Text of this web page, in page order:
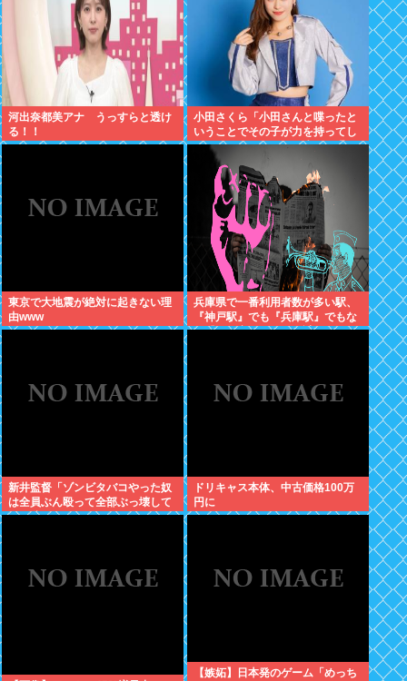
河出奈都美アナ うっすらと透け
る！！
小田さくら「小田さんと喋ったと
いうことでその子が力を持ってし
まわないように、研修生とは喋ら
ないように
東京で大地震が絶対に起きない理
由www
兵庫県で一番利用者数が多い駅、
『神戸駅』でも『兵庫駅』でもな
く『三ノ宮駅』という謎の駅であ
新井監督「ゾンビタバコやった奴
は全員ぶん殴って全部ぶっ壊して
から辞めたい」
ドリキャス本体、中古価格100万
円に
【嫉妬】日本発のゲーム「めっち